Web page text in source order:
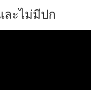
ละไม่มีปก